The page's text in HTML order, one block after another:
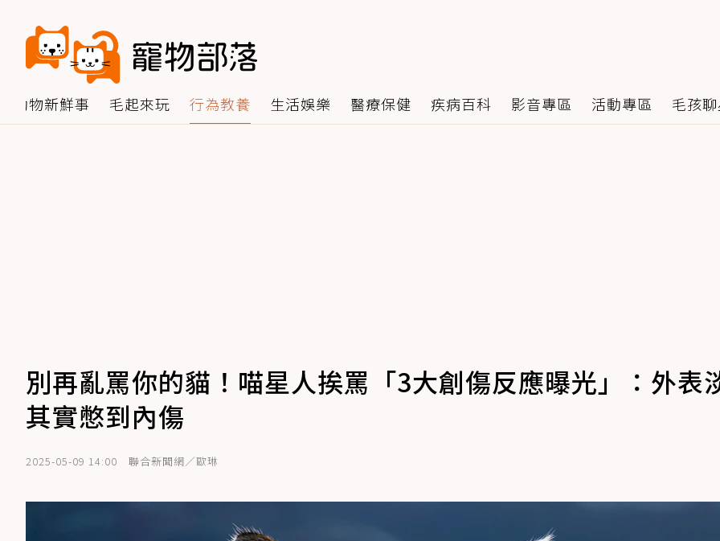
動物新鮮事 毛起來玩 行為教養 生活娛樂 醫療保健 疾病百科 影音專區 活動專區 毛孩
別再亂罵你的貓！喵星人挨罵「3大創傷反應曝光」：外表
其實憋到內傷
2025-05-09 14:00 聯合新聞網／歐琳